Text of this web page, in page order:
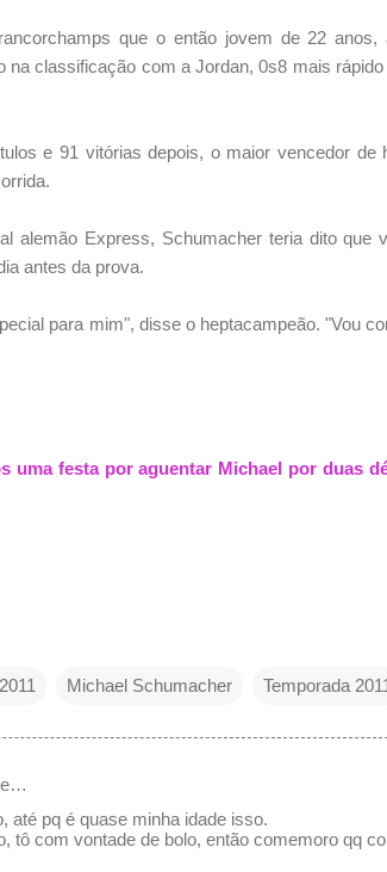
que o então jovem de 22
na classificação com a Jordan, 0s8 mais
e 91 vitórias depois, o maior vencedor
alemão Express, Schumacher teria dito que
antes da prova.
para mim", disse o heptacampeão. "Vou
uma festa por aguentar Michael por duas
Michael Schumacher Temporada
até pq é quase minha idade isso.
tô com vontade de bolo, então comemoro qq